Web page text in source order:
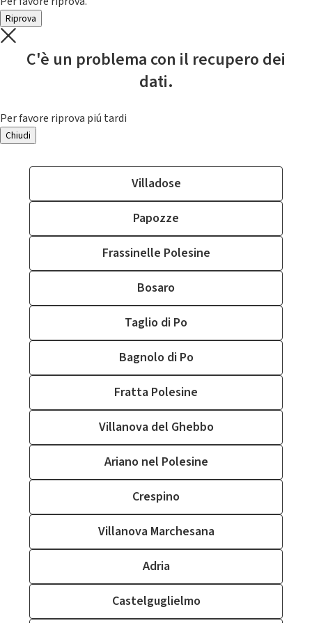
Riprova
C'è un problema con il recupero dei
dati.
Per favore riprova piú tardi
Chiudi
Villadose
Papozze
Frassinelle Polesine
Bosaro
Taglio di Po
Bagnolo di Po
Fratta Polesine
Villanova del Ghebbo
Ariano nel Polesine
Crespino
Villanova Marchesana
Adria
Castelguglielmo